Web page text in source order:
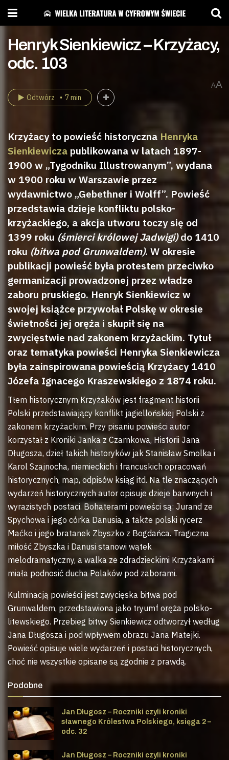
Henryk Sienkiewicz – Krzyżacy,
odc. 103
AA
Odtwórz 7 min
Krzyżacy to powieść historyczna Henryka
Sienkiewicza publikowana w latach 1897-
1900 w „Tygodniku Illustrowanym”, wydana
w 1900 roku w Warszawie przez
wydawnictwo „Gebethner i Wolff”. Powieść
przedstawia dzieje konfliktu polsko-
krzyżackiego, a akcja utworu toczy się od
1399 roku (śmierci królowej Jadwigi)do 1410
roku (bitwa pod Grunwaldem). W okresie
publikacji powieść była protestem przeciwko
germanizacji prowadzonej przez władze
zaboru pruskiego. Henryk Sienkiewicz w
swojej książce przywołał Polskę w okresie
świetności jej oręża i skupił się na
zwycięstwie nad zakonem krzyżackim. Tytuł
oraz tematyka powieści Henryka Sienkiewicza
była zainspirowana powieścią Krzyżacy 1410
Józefa Ignacego Kraszewskiego z 1874 roku.
Tłem historycznym Krzyżaków jest fragment historii
Polski przedstawiający konflikt jagiellońskiej Polski z
zakonem krzyżackim. Przy pisaniu powieści autor
korzystał z Kroniki Janka z Czarnkowa, Historii Jana
Długosza, dzieł takich historyków jak Stanisław Smolka i
Karol Szajnocha, niemieckich i francuskich opracowań
historycznych, map, odpisów ksiąg itd. Na tle znaczących
wydarzeń historycznych autor opisuje dzieje barwnych i
wyrazistych postaci. Bohaterami powieści są: Jurand ze
Spychowa i jego córka Danusia, a także polski rycerz
Maćko i jego bratanek Zbyszko z Bogdańca. Tragiczna
miłość Zbyszka i Danusi stanowi wątek
melodramatyczny, a walka ze zdradzieckimi Krzyżakami
miała podnosić ducha Polaków pod zaborami.
Kulminacją powieści jest zwycięska bitwa pod
Grunwaldem, przedstawiona jako tryumf oręża polsko-
litewskiego. Przebieg bitwy Sienkiewicz odtworzył według
Jana Długosza i pod wpływem obrazu Jana Matejki.
Powieść opisuje wiele wydarzeń i postaci historycznych,
choć nie wszystkie opisane są zgodnie z prawdą.
Podobne
Jan Długosz – Roczniki czyli kroniki
sławnego Królestwa Polskiego, księga 2 –
odc. 32
Jan Długosz – Roczniki czyli kroniki